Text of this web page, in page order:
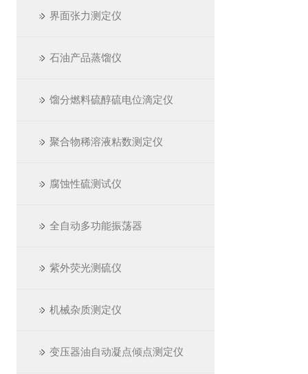
界面张力测定仪
石油产品蒸馏仪
馏分燃料硫醇硫电位滴定仪
聚合物稀溶液粘数测定仪
腐蚀性硫测试仪
全自动多功能振荡器
紫外荧光测硫仪
机械杂质测定仪
变压器油自动凝点倾点测定仪